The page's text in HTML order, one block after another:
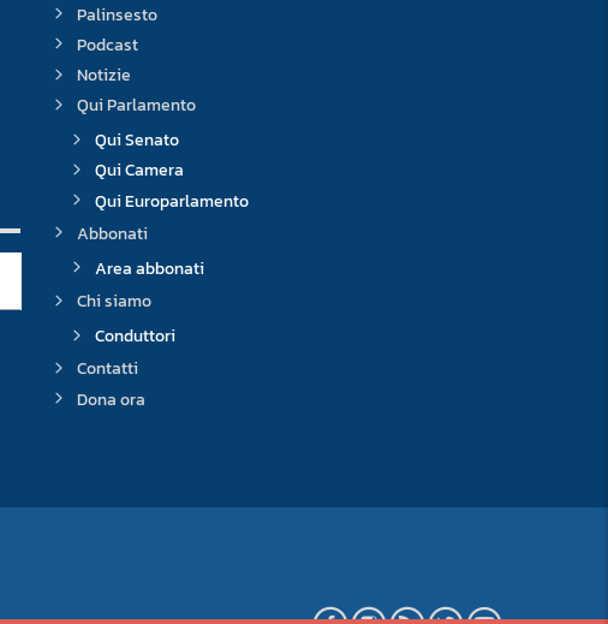
Palinsesto
Podcast
Notizie
Qui Parlamento
Qui Senato
Qui Camera
Qui Europarlamento
Abbonati
Area abbonati
Chi siamo
Conduttori
Contatti
Dona ora